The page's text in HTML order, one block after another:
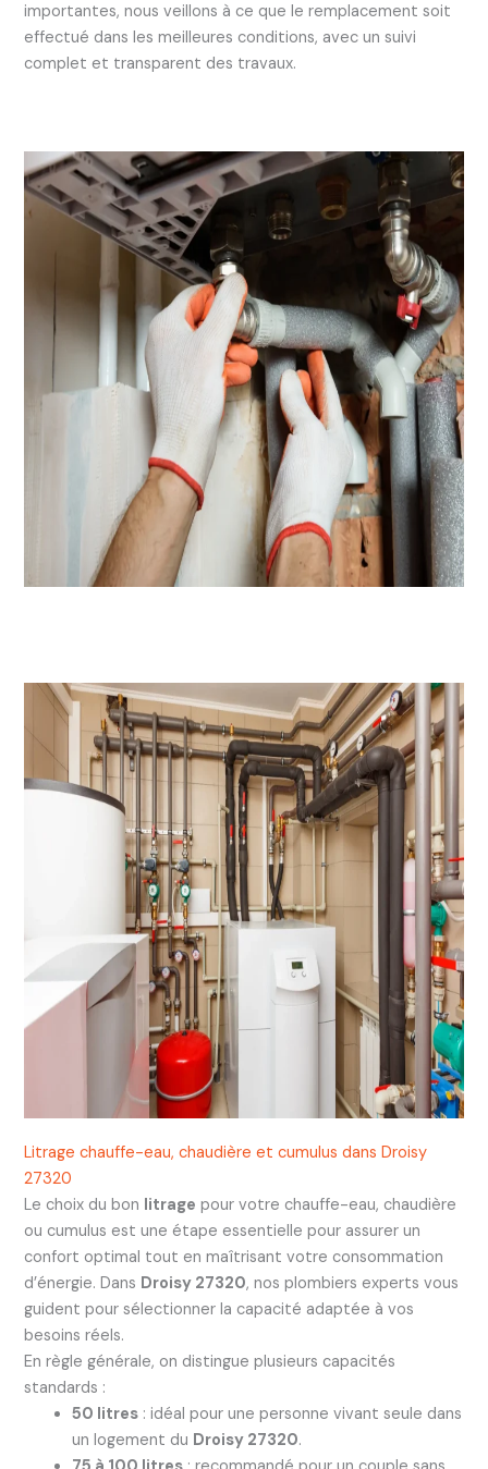
importantes, nous veillons à ce que le remplacement soit
effectué dans les meilleures conditions, avec un suivi
complet et transparent des travaux.
Litrage chauffe-eau, chaudière et cumulus dans Droisy
27320
Le choix du bon litrage pour votre chauffe-eau, chaudière
ou cumulus est une étape essentielle pour assurer un
confort optimal tout en maîtrisant votre consommation
d’énergie. Dans Droisy 27320, nos plombiers experts vous
guident pour sélectionner la capacité adaptée à vos
besoins réels.
En règle générale, on distingue plusieurs capacités
standards :
50 litres: idéal pour une personne vivant seule dans
un logement du Droisy 27320.